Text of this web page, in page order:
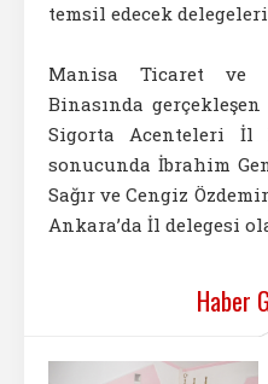
temsil edecek
Manisa Ticaret ve
Binasında
Sigorta Acenteleri İl
sonucunda İbrahim
Sağır ve Cengiz
Ankara’da İl delegesi
Haber